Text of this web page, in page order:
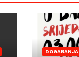
DOGAĐANJA